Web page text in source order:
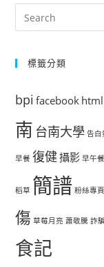
標籤分類
bpi facebook html
南 台南大學 告白
早餐 復健攝影 早午餐
稻草 簡譜 粉絲專頁
傷 草莓月亮 蕭敬騰 詐騙
食記